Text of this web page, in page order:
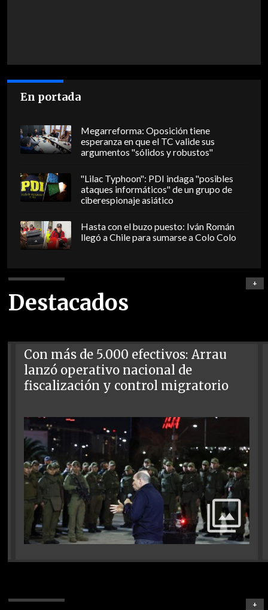
En portada
Megarreforma: Oposición tiene
esperanza en que el TC valide sus
argumentos "sólidos y robustos"
"Lilac Typhoon": PDI indaga "posibles
ataques informáticos" de un grupo de
ciberespionaje asiático
Hasta con el buzo puesto: Iván Román
llegó a Chile para sumarse a Colo Colo
Destacados
+
Con más de 5.000 efectivos: Arrau
lanzó operativo nacional de
fiscalización y control migratorio
+